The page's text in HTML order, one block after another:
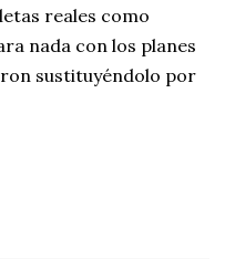
reales como
nada con los planes
sustituyéndolo por